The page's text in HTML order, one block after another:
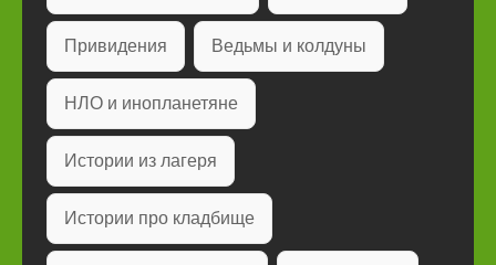
Привидения Ведьмы и колдуны
НЛО и инопланетяне
Истории из лагеря
Истории про кладбище